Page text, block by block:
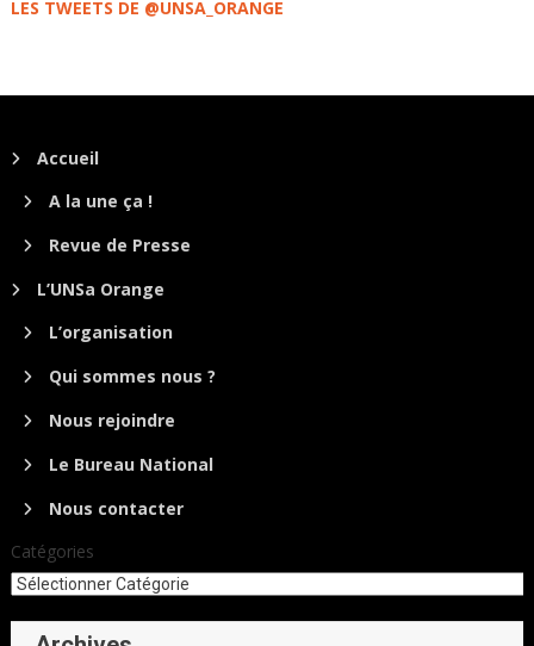
LES TWEETS DE @UNSA_ORANGE
Accueil
A la une ça !
Revue de Presse
L’UNSa Orange
L’organisation
Qui sommes nous ?
Nous rejoindre
Le Bureau National
Nous contacter
Catégories